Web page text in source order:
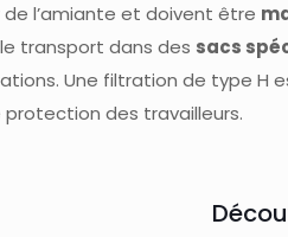
l’amiante et doivent être
transport dans des sacs
Une filtration de type H
des travailleurs.